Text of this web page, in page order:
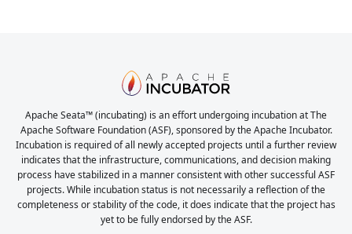
Apache Seata™ (incubating) is an effort undergoing incubation at The
Apache Software Foundation (ASF), sponsored by the Apache Incubator.
Incubation is required of all newly accepted projects until a further review
indicates that the infrastructure, communications, and decision making
process have stabilized in a manner consistent with other successful ASF
projects. While incubation status is not necessarily a reflection of the
completeness or stability of the code, it does indicate that the project has
yet to be fully endorsed by the ASF.